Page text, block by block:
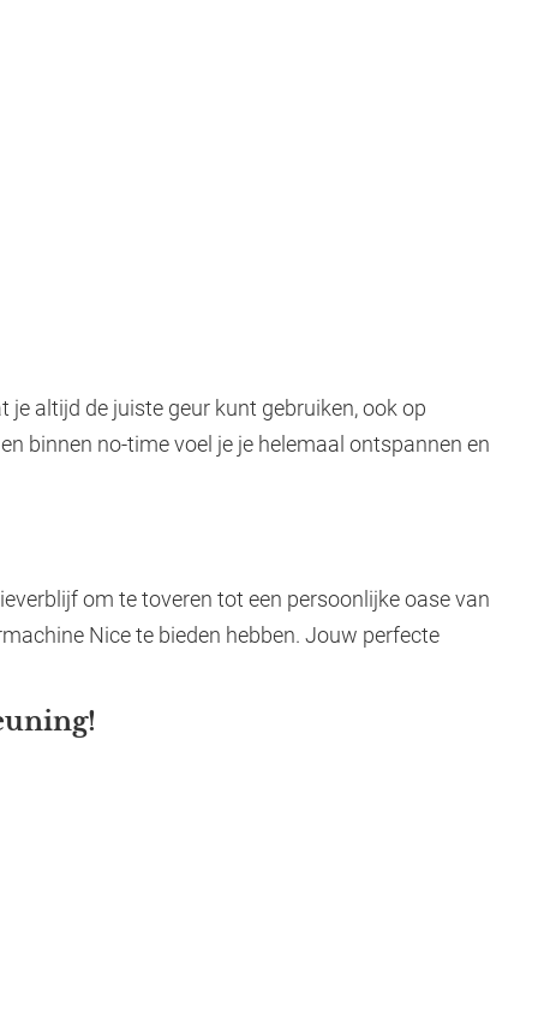
altijd de juiste geur kunt gebruiken, ook op
binnen no-time voel je je helemaal ontspannen en
om te toveren tot een persoonlijke oase van
Nice te bieden hebben. Jouw perfecte